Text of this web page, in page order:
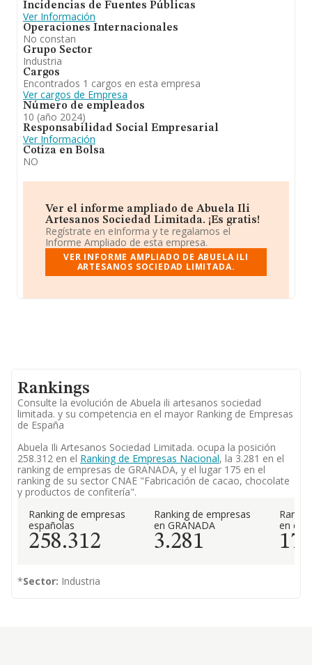
En definitiva,Abuela Ili Artesanos Sociedad
Limitadase emplea en fabricación de chocolates,
bombones y galletas, en todas sus formas y variantes,
de turrones y productos dietéticos, así como sus
derivados, accesorios y otros productos
complementarios, de cualquier naturaleza, y, en
general, de toda clase de productos alimenticios.
elaboración y venta de salsas. Ha experimentado un
retroceso en el ranking de su sector (Fabricación de
cacao, chocolate y productos de confitería). Se ha
posicionado más abajo en el ranking nacional (de todas
las empresas presentes en el territorio) frente al 2023.
Incidencias de Fuentes Públicas
Ver Información
Operaciones Internacionales
No constan
Grupo Sector
Industria
Cargos
Encontrados 1 cargos en esta empresa
Ver cargos de Empresa
Número de empleados
10 (año 2024)
Responsabilidad Social Empresarial
Ver Información
Cotiza en Bolsa
NO
Ver el informe ampliado de Abuela Ili
Artesanos Sociedad Limitada. ¡Es gratis!
Regístrate en eInforma y te regalamos el
Informe Ampliado de esta empresa.
VER INFORME AMPLIADO DE ABUELA ILI
ARTESANOS SOCIEDAD LIMITADA.
Rankings
Consulte la evolución de Abuela ili artesanos sociedad
limitada. y su competencia en el mayor Ranking de Empresas
de España
Abuela Ili Artesanos Sociedad Limitada. ocupa la posición
258.312 en el Ranking de Empresas Nacional, la 3.281 en el
ranking de empresas de GRANADA, y el lugar 175 en el
ranking de su sector CNAE "Fabricación de cacao, chocolate
y productos de confitería".
Ranking de empresas
españolas
258.312
Ranking de empresas
en GRANADA
3.281
en el
175
*Sector: Industria